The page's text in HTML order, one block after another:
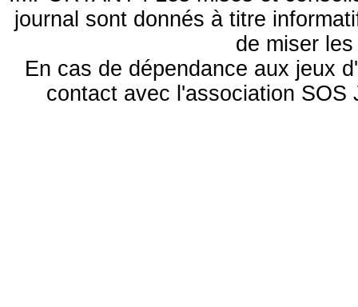
journal sont donnés à titre
de miser
En cas de dépendance aux jeux
contact avec l'association